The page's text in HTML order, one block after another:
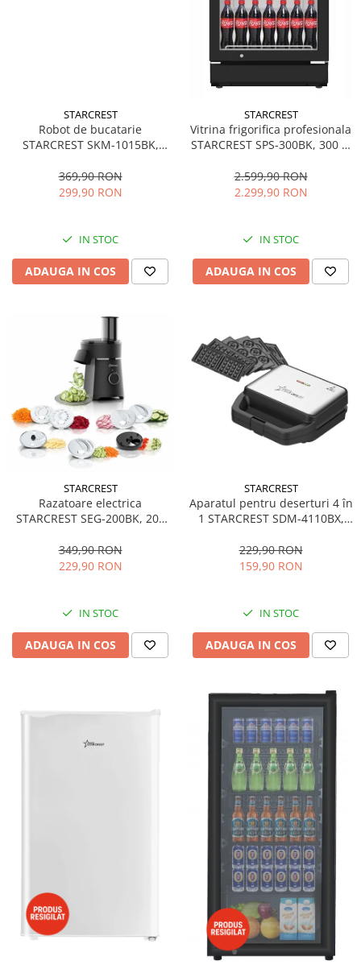
STARCREST
Robot de bucatarie
STARCREST SKM-1015BK,
Accesorii, 10 Viteze + Pulse,
Negru
369,90 RON
299,90 RON
IN STOC
ADAUGA IN COS
STARCREST
Vitrina frigorifica profesionala
STARCREST SPS-300BK, 300 L,
LED, H 169.5 cm, Negru
2.599,90 RON
2.299,90 RON
IN STOC
ADAUGA IN COS
STARCREST
Razatoare electrica
STARCREST SEG-200BK, 200
349,90 RON
229,90 RON
IN STOC
ADAUGA IN COS
STARCREST
Aparatul pentru deserturi 4 în
1 STARCREST SDM-4110BX,
invelis ceramic pentru vafe,
nuci, gogosi si smile
229,90 RON
159,90 RON
IN STOC
ADAUGA IN COS